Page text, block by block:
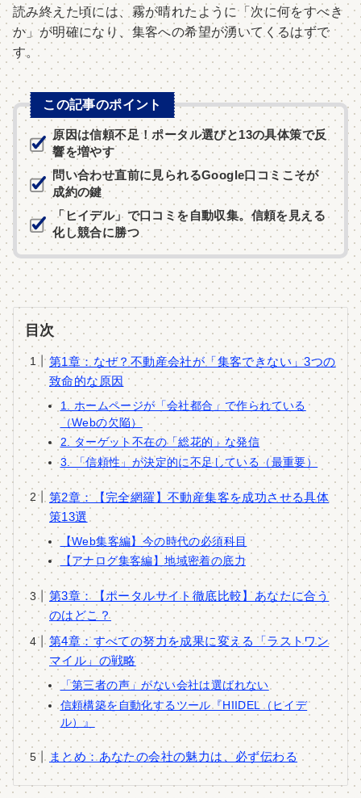
読み終えた頃には、霧が晴れたように「次に何をすべき
か」が明確になり、集客への希望が湧いてくるはずで
す。
この記事のポイント
原因は信頼不足！ポータル選びと13の具体策で反
響を増やす
問い合わせ直前に見られるGoogle口コミこそが
成約の鍵
「ヒイデル」で口コミを自動収集。信頼を見える
化し競合に勝つ
目次
第1章：なぜ？不動産会社が「集客できない」3つの
致命的な原因
1. ホームページが「会社都合」で作られている
（Webの欠陥）
2. ターゲット不在の「総花的」な発信
3. 「信頼性」が決定的に不足している（最重要）
第2章：【完全網羅】不動産集客を成功させる具体
策13選
【Web集客編】今の時代の必須科目
【アナログ集客編】地域密着の底力
第3章：【ポータルサイト徹底比較】あなたに合う
のはどこ？
第4章：すべての努力を成果に変える「ラストワン
マイル」の戦略
「第三者の声」がない会社は選ばれない
信頼構築を自動化するツール『HIIDEL（ヒイデ
ル）』
まとめ：あなたの会社の魅力は、必ず伝わる